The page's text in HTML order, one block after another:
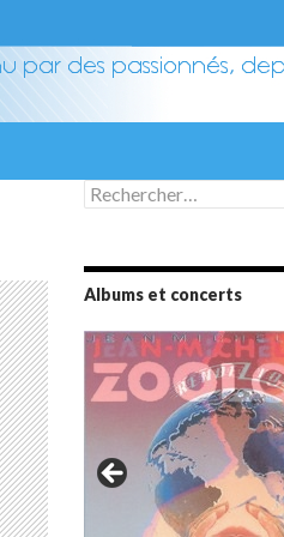
Rechercher :
Albums et concerts